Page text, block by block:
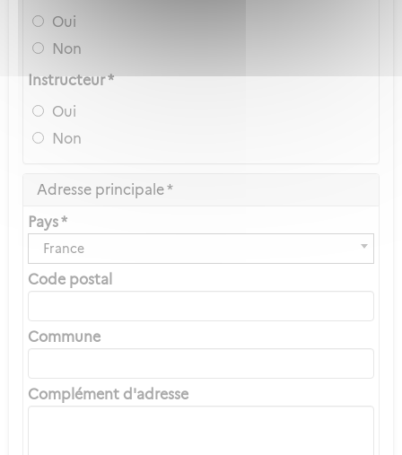
Oui
Non
Instructeur *
Oui
Non
Adresse principale *
Pays *
France
Code postal
Commune
Complément d'adresse